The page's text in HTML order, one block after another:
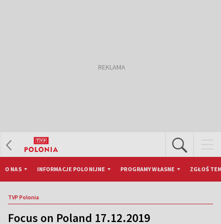
O NAS INFORMACJE POLONIJNE PROGRAMY WŁASNE ZGŁOŚ
TVP Polonia
Focus on Poland 17.12.2019